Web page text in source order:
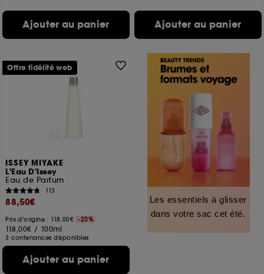
Ajouter au panier Ajouter au panier
ISSEY MIYAKE
L'Eau D'Issey
Eau de Parfum
113
88,50€
Prix d'origine : 118,00€ -25%
118,00€ / 100ml
3 contenances disponibles
Ajouter au panier
Offre fidélité web
Les essentiels à glisser
dans votre sac cet été.